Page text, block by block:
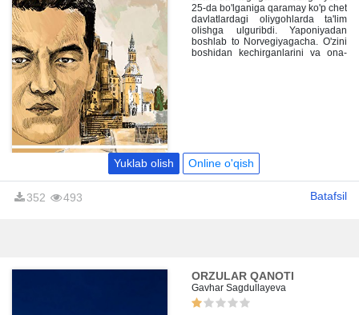
25-da bo'lganiga qaramay ko'p chet
davlatlardagi oliygohlarda ta'lim
olishga ulguribdi. Yaponiyadan
boshlab to Norvegiyagacha. O'zini
boshidan kechirganlarini va ona-
Yuklab olish Online o'qish
352 493 Batafsil
ORZULAR QANOTI
Gavhar Sagdullayeva